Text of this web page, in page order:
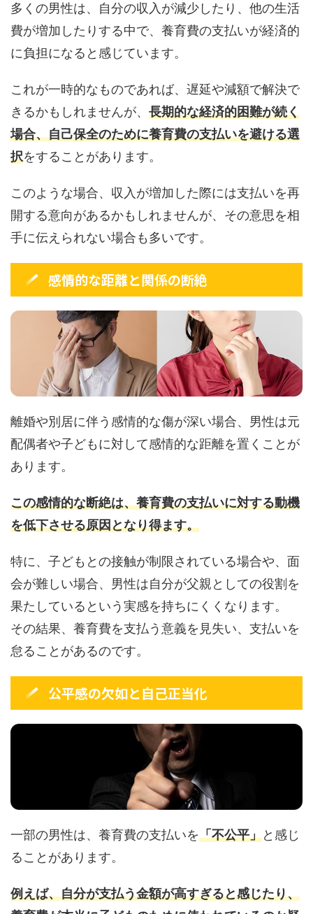
多くの男性は、自分の収入が減少したり、他の生活
費が増加したりする中で、養育費の支払いが経済的
に負担になると感じています。
これが一時的なものであれば、遅延や減額で解決で
きるかもしれませんが、 長期的な経済的困難が続く
場合、自己保全のために養育費の支払いを避ける選
択をすることがあります。
このような場合、収入が増加した際には支払いを再
開する意向があるかもしれませんが、その意思を相
手に伝えられない場合も多いです。
感情的な距離と関係の断絶
離婚や別居に伴う感情的な傷が深い場合、男性は元
配偶者や子どもに対して感情的な距離を置くことが
あります。
この感情的な断絶は、養育費の支払いに対する動機
を低下させる原因となり得ます。
特に、子どもとの接触が制限されている場合や、面
会が難しい場合、男性は自分が父親としての役割を
果たしているという実感を持ちにくくなります。
その結果、養育費を支払う意義を見失い、支払いを
怠ることがあるのです。
公平感の欠如と自己正当化
一部の男性は、養育費の支払いを「不公平」と感じ
ることがあります。
例えば、自分が支払う金額が高すぎると感じたり、